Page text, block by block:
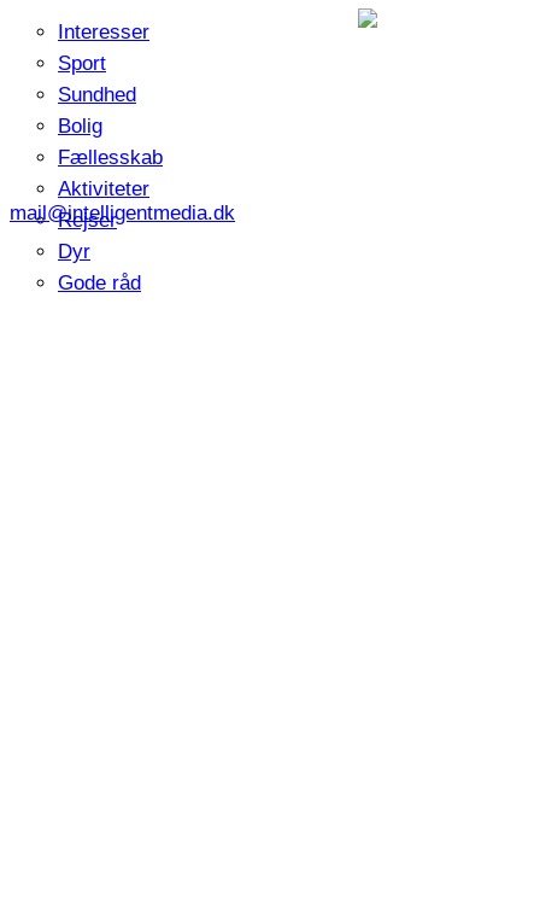
Interesser
Sport
Sundhed
Bolig
Fællesskab
Aktiviteter
Rejser
Dyr
Gode råd
mail@intelligentmedia.dk